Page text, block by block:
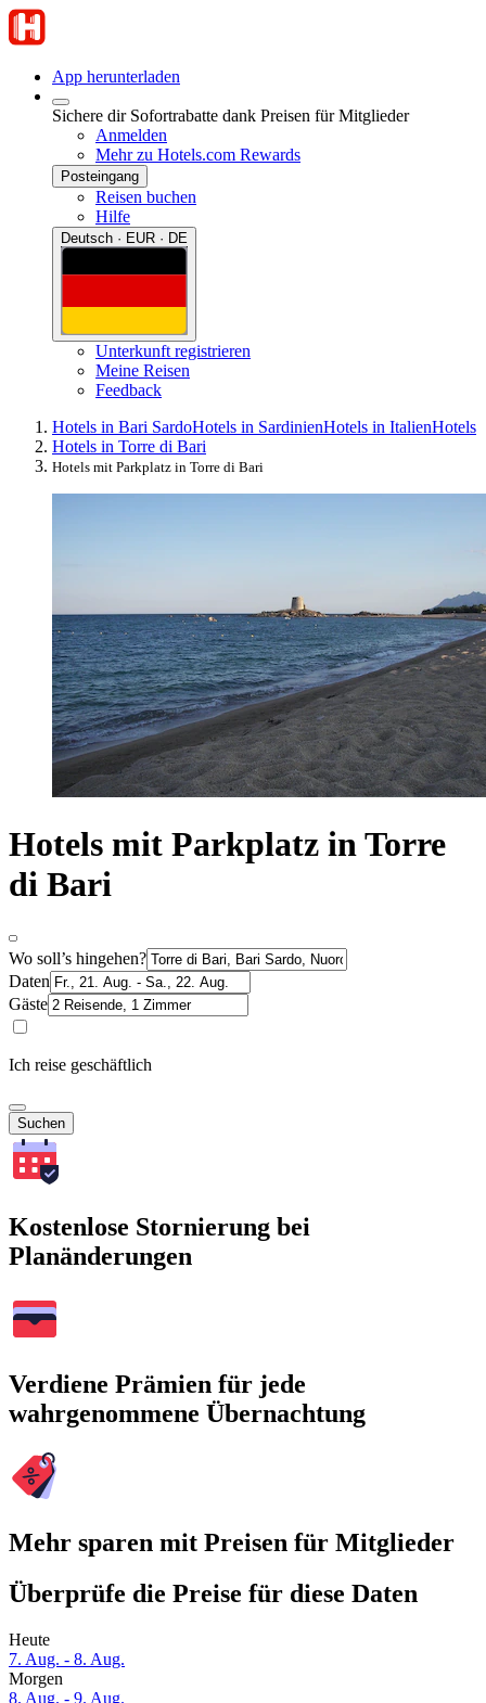
App herunterladen
Sichere dir Sofortrabatte dank Preisen für Mitglieder
Anmelden
Mehr zu Hotels.com Rewards
Posteingang
Reisen buchen
Hilfe
Deutsch · EUR · DE
Unterkunft registrieren
Meine Reisen
Feedback
Hotels in Bari SardoHotels in SardinienHotels in ItalienHotels
Hotels in Torre di Bari
Hotels mit Parkplatz in Torre di Bari
Hotels mit Parkplatz in Torre
di Bari
Wo soll’s hingehen?
Daten
Gäste
Ich reise geschäftlich
Suchen
Kostenlose Stornierung bei
Planänderungen
Verdiene Prämien für jede
wahrgenommene Übernachtung
Mehr sparen mit Preisen für Mitglieder
Überprüfe die Preise für diese Daten
Heute
7. Aug. - 8. Aug.
Morgen
8. Aug. - 9. Aug.